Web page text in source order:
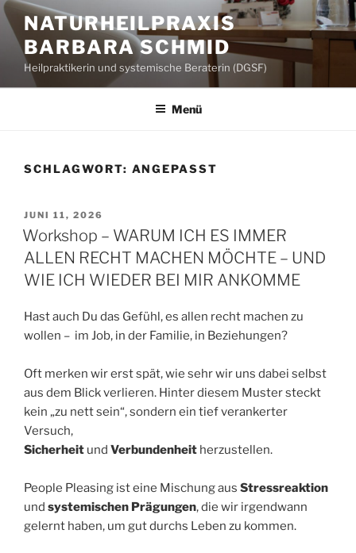
Zum
Inhalt
springen
NATURHEILPRAXIS
BARBARA SCHMID
Heilpraktikerin und systemische Beraterin (DGSF)
Menü
SCHLAGWORT: ANGEPASST
VERÖFFENTLICHT
AM
JUNI 11, 2026
Workshop – WARUM ICH ES IMMER
ALLEN RECHT MACHEN MÖCHTE – UND
WIE ICH WIEDER BEI MIR ANKOMME
Hast auch Du das Gefühl, es allen recht machen zu
wollen – im Job, in der Familie, in Beziehungen?
Oft merken wir erst spät, wie sehr wir uns dabei selbst
aus dem Blick verlieren. Hinter diesem Muster steckt
kein „zu nett sein“, sondern ein tief verankerter
Versuch,
Sicherheit und Verbundenheit herzustellen.
People Pleasing ist eine Mischung aus Stressreaktion
und systemischen Prägungen, die wir irgendwann
gelernt haben, um gut durchs Leben zu kommen.